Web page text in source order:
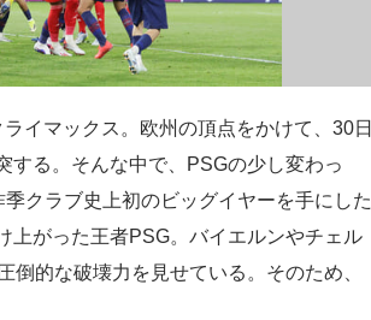
イマックス。欧州の頂点をかけて、30日
する。そんな中で、PSGの少し変わっ
クラブ史上初のビッグイヤーを手にした
上がった王者PSG。バイエルンやチェル
的な破壊力を見せている。そのため、